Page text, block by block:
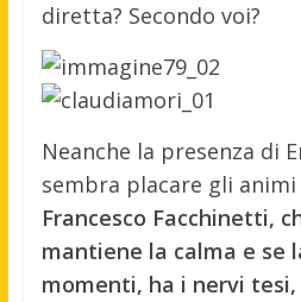
diretta? Secondo voi?
Neanche la presenza di
sembra placare gli animi
Francesco Facchinetti,
mantiene la calma e se
momenti, ha i nervi